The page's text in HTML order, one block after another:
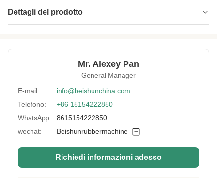
Dettagli del prodotto
Heating Way: Elettrico/circuito di lubrificazione
Personalizzato
Voltage: Richiesta del cliente
After-Sales
Ingegneri disponibili per la manutenzione di
Application:
Vulcanizzando per essere prodotto finito,
prodotti di gomma di vulcanizzazione
Macchina di vulcanizzazione della cinghia
Mr. Alexey Pan
General Manager
E-mail:
info@beishunchina.com
Telefono:
+86 15154222850
WhatsApp:
8615154222850
wechat:
Beishunrubbermachine
Richiedi informazioni adesso